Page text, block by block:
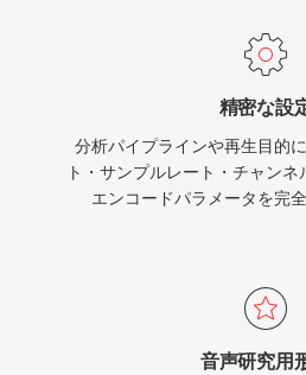
精密な設
分析パイプラインや再生目的
ト・サンプルレート・チャンネ
エンコードパラメータを完
音声研究用